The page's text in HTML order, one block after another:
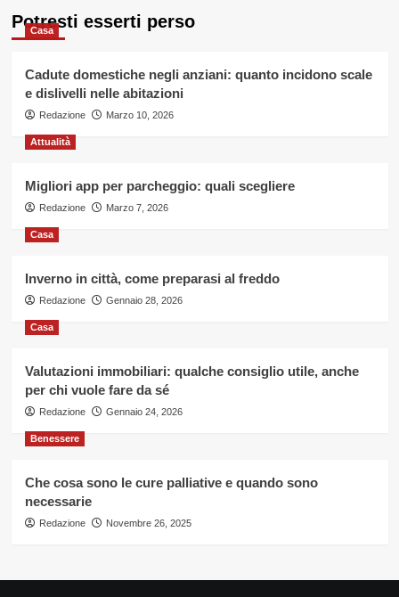
Potresti esserti perso
Casa
Cadute domestiche negli anziani: quanto incidono scale
e dislivelli nelle abitazioni
Redazione Marzo 10, 2026
Attualità
Migliori app per parcheggio: quali scegliere
Redazione Marzo 7, 2026
Casa
Inverno in città, come preparasi al freddo
Redazione Gennaio 28, 2026
Casa
Valutazioni immobiliari: qualche consiglio utile, anche
per chi vuole fare da sé
Redazione Gennaio 24, 2026
Benessere
Che cosa sono le cure palliative e quando sono
necessarie
Redazione Novembre 26, 2025